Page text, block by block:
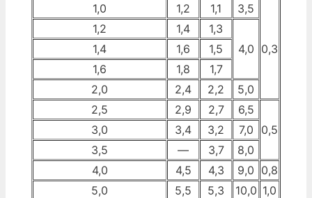
1,0
1,2 1,1 3,5
0,3
1,2 1,4
1,3
4,0
1,4 1,6
1,5
1,6
1,8
1,7
2,0
2,4 2,2
5,0
2,5
2,9 2,7
6,5
0,5
3,0 3,4 3,2
7,0
3,5
— 3,7
8,0
4,0
4,5 4,3 9,0 0,8
5,0
5,5 5,3 10,0 1,0